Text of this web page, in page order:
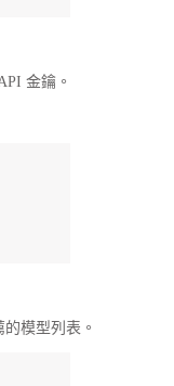
金鑰。
模型列表。